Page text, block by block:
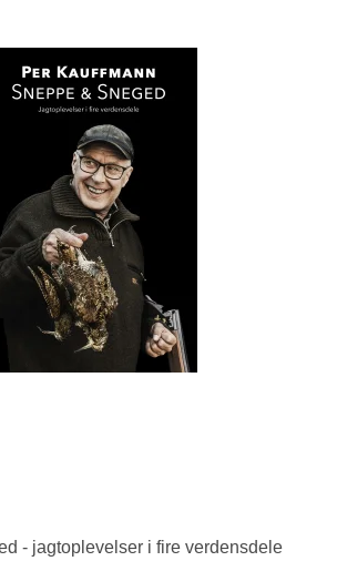
- jagtoplevelser i fire verdensdele